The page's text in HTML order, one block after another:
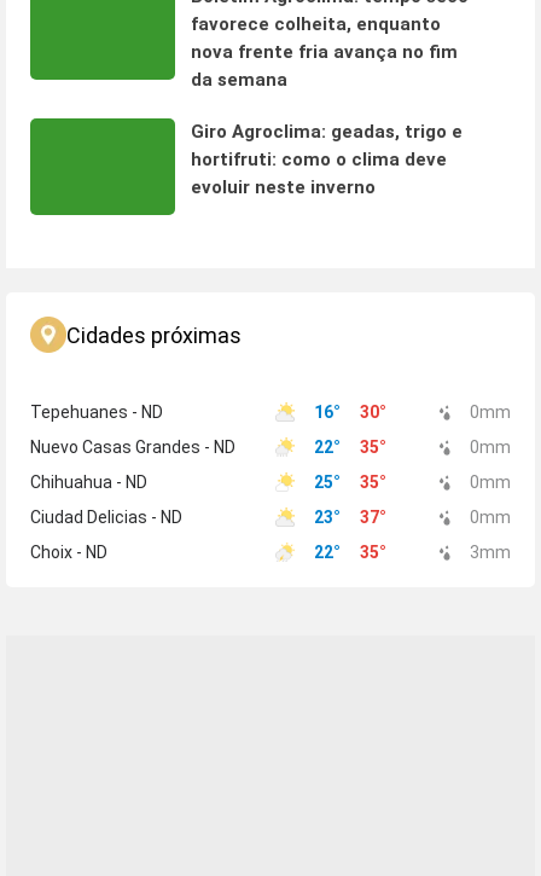
favorece colheita, enquanto
nova frente fria avança no fim
da semana
Giro Agroclima: geadas, trigo e
hortifruti: como o clima deve
evoluir neste inverno
Cidades próximas
Tepehuanes - ND 16° 30° 0mm
Nuevo Casas Grandes - ND
22° 35° 0mm
Chihuahua - ND
25° 35° 0mm
Ciudad Delicias - ND
23° 37° 0mm
Choix - ND
22° 35° 3mm